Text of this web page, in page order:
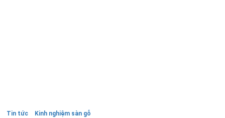
Tin tức Kinh nghiệm sàn gỗ